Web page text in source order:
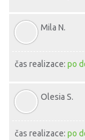
Mila N.
čas realizace:po
Olesia S.
čas realizace:po